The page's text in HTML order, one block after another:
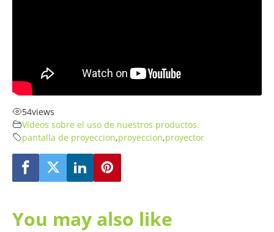
54views
Vídeos sobre el uso de nuestros productos.
pantalla de proyeccion,proyeccion,proyector
You may also like